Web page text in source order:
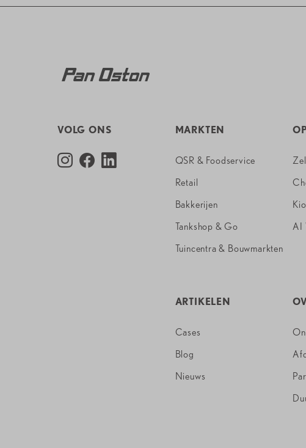
VOLG ONS MARKTEN
QSR & Foodservice
Retail
Bakkerijen
Tankshop & Go
Tuincentra & Bouwmarkten
AI
ARTIKELEN
Cases
Blog
Nieuws